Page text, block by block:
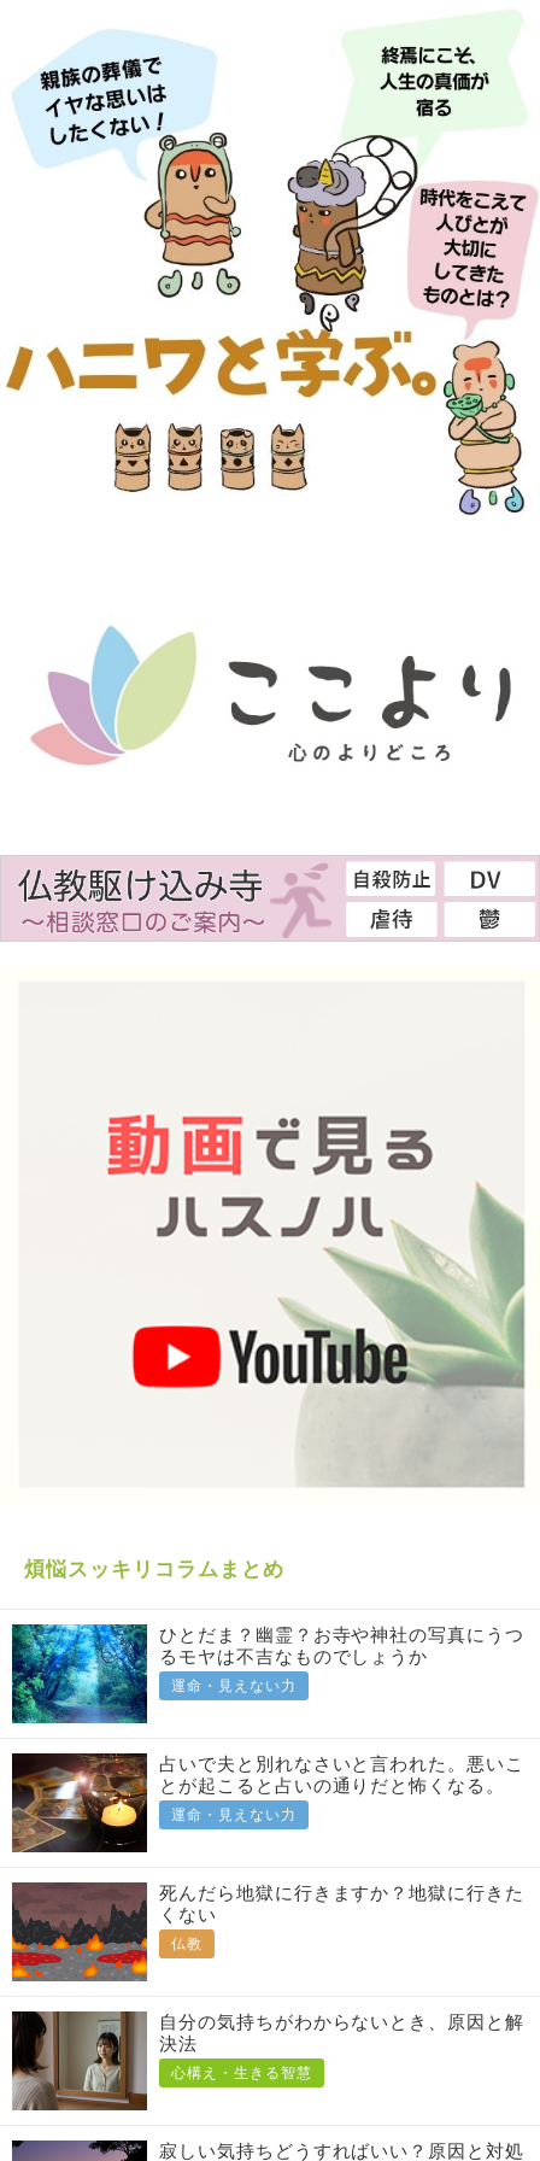
煩悩スッキリコラムまとめ
ひとだま？幽霊？お寺や神社の写真にうつ
るモヤは不吉なものでしょうか
運命・見えない力
占いで夫と別れなさいと言われた。悪いこ
とが起こると占いの通りだと怖くなる。
運命・見えない力
死んだら地獄に行きますか？地獄に行きた
くない
仏教
自分の気持ちがわからないとき、原因と解
決法
心構え・生きる智慧
寂しい気持ちどうすればいい？原因と対処